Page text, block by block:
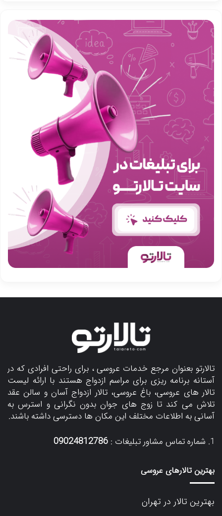
تالارتو بعنوان مرجع خدمات عروسی ، برای راحتی افرادی که در
آستانه برنامه ریزی برای مراسم ازدواج هستند با ارائه لیست
تالار های عروسی، باغ عروسی، تالار ازدواج آسان و سالن عقد
تلاش می کند تا زوج های جوان بدون نگرانی و استرس به
آسانی به اطلاعات مختلف این مکان ها دسترسی داشته باشند.
شماره تماس مشاور تبلیغات : 09024812786
بهترین تالارهای عروسی
بهترین تالار در تهران